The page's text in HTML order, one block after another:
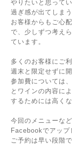
やりたいと思って
過ぎ感が出てしま
お客様からもご心
で、少しずつ考え
ています。
多くのお客様にご
週末と限定せずに開
参加費については
とワインの内容に
するためには高く
今回のメニューな
Facebookでアップ
ご予約は早い段階